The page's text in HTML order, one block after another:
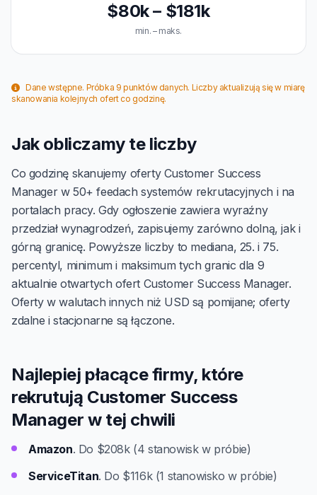
$80k – $181k
min. – maks.
Dane wstępne. Próbka 9 punktów danych. Liczby aktualizują się w miarę
skanowania kolejnych ofert co godzinę.
Jak obliczamy te liczby
Co godzinę skanujemy oferty Customer Success
Manager w 50+ feedach systemów rekrutacyjnych i na
portalach pracy. Gdy ogłoszenie zawiera wyraźny
przedział wynagrodzeń, zapisujemy zarówno dolną, jak i
górną granicę. Powyższe liczby to mediana, 25. i 75.
percentyl, minimum i maksimum tych granic dla 9
aktualnie otwartych ofert Customer Success Manager.
Oferty w walutach innych niż USD są pomijane; oferty
zdalne i stacjonarne są łączone.
Najlepiej płacące firmy, które
rekrutują Customer Success
Manager w tej chwili
Amazon. Do $208k (4 stanowisk w próbie)
ServiceTitan. Do $116k (1 stanowisko w próbie)